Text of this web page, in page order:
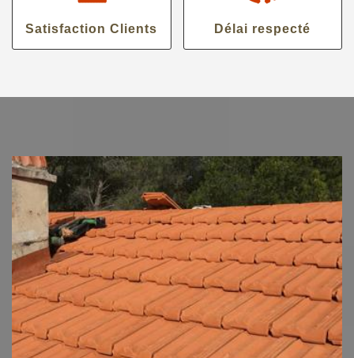
Satisfaction Clients Délai respecté